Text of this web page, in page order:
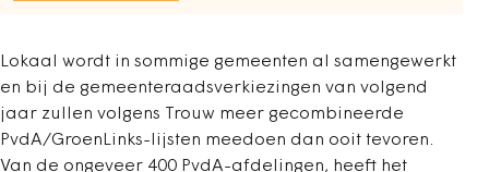
Lokaal wordt in sommige gemeenten al samengewerkt
en bij de gemeenteraadsverkiezingen van volgend
jaar zullen volgens Trouw meer gecombineerde
PvdA/GroenLinks-lijsten meedoen dan ooit tevoren.
Van de ongeveer 400 PvdA-afdelingen, heeft het